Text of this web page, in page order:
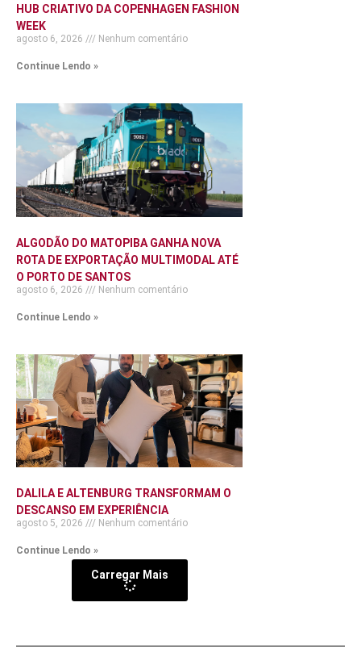
HUB CRIATIVO DA COPENHAGEN FASHION
WEEK
agosto 6, 2026 Nenhum comentário
Continue Lendo »
ALGODÃO DO MATOPIBA GANHA NOVA
ROTA DE EXPORTAÇÃO MULTIMODAL ATÉ
O PORTO DE SANTOS
agosto 6, 2026 Nenhum comentário
Continue Lendo »
DALILA E ALTENBURG TRANSFORMAM O
DESCANSO EM EXPERIÊNCIA
agosto 5, 2026 Nenhum comentário
Continue Lendo »
Carregar Mais